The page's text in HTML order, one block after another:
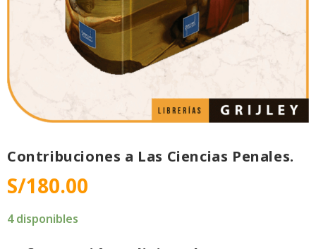
Contribuciones a Las Ciencias Penales.
S/180.00
4 disponibles